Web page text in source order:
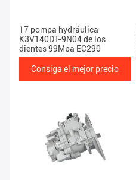
17 pompa hydráulica
K3V140DT-9N04 de los
dientes 99Mpa EC290
Consiga el mejor precio